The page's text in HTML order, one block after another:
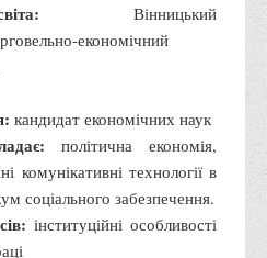
Вінницький
економічний
кандидат економічних наук
політична економія,
комунікативні технології в
соціального забезпечення.
інституційні особливості